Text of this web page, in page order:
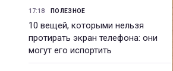
17:18 ПОЛЕЗНОЕ
10 вещей, которыми нельзя
протирать экран телефона: они
могут его испортить